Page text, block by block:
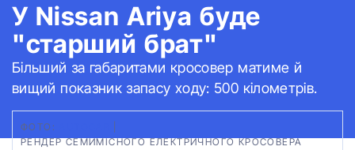
У Nissan Ariya буде
"старший брат"
Більший за габаритами кросовер матиме й
вищий показник запасу ходу: 500 кілометрів.
ФОТО:
РЕНДЕР СЕМИМІСНОГО ЕЛЕКТРИЧНОГО КРОСОВЕРА